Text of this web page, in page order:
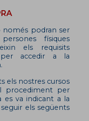
només podran ser
físiques
els requisits
accedir a la
els nostres cursos
procediment per
es va indicant a la
els següents